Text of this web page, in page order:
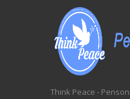
Think Peace -